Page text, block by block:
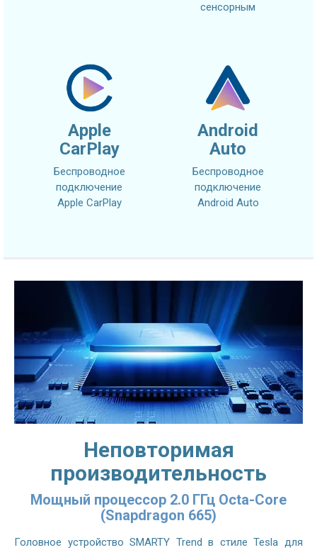
сенсорным
Apple
CarPlay
Беспроводное
подключение
Apple CarPlay
Android
Auto
Беспроводное
подключение
Android Auto
Неповторимая
производительность
Мощный процессор 2.0 ГГц Octa-Core
(Snapdragon 665)
Головное устройство SMARTY Trend в стиле Tesla для